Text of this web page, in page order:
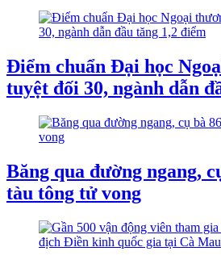
Điểm chuẩn Đại học
tuyệt đối 30, ngành dẫn
Băng qua đường ngang,
tàu tông tử vong